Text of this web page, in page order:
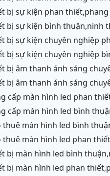
bị sự kiện phan
bị sự kiện bình thuận,ninh
rang,ninh chữ,vĩnh
thiết,phang rang,ninh
thuận
thuận,ninh thuận
cấp màn hình led phan
cấp màn hình led bình
thuận
thuê màn hình led phan
bị màn hình led bình
bị màn hình led phan